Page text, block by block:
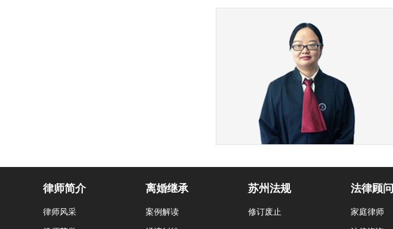
律师简介
律师风采
离婚继承
案例解读
苏州法规
修订废止
法律顾问
家庭律师